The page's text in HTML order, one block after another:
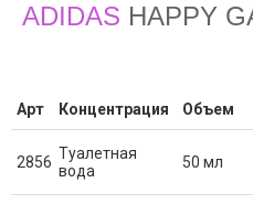
ADIDAS HAPPY
Арт Концентрация Объем
2856 Туалетная
вода
50 мл